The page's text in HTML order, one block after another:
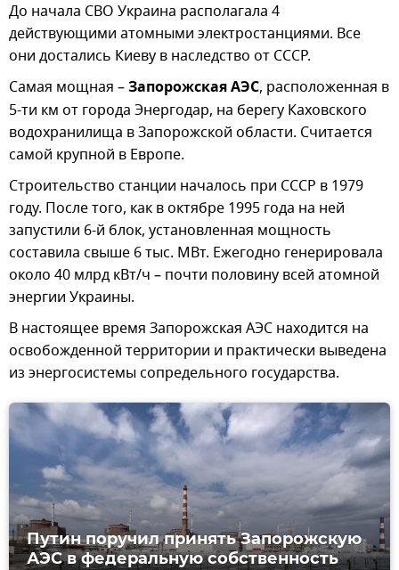
До начала СВО Украина располагала 4
действующими атомными электростанциями. Все
они достались Киеву в наследство от СССР.
Самая мощная –Запорожская АЭС, расположенная в
5-ти км от города Энергодар, на берегу Каховского
водохранилища в Запорожской области. Считается
самой крупной в Европе.
Строительство станции началось при СССР в 1979
году. После того, как в октябре 1995 года на ней
запустили 6-й блок, установленная мощность
составила свыше 6 тыс. МВт. Ежегодно генерировала
около 40 млрд кВт/ч – почти половину всей атомной
энергии Украины.
В настоящее время Запорожская АЭС находится на
освобожденной территории и практически выведена
из энергосистемы сопредельного государства.
Путин поручил принять Запорожскую
АЭС в федеральную собственность